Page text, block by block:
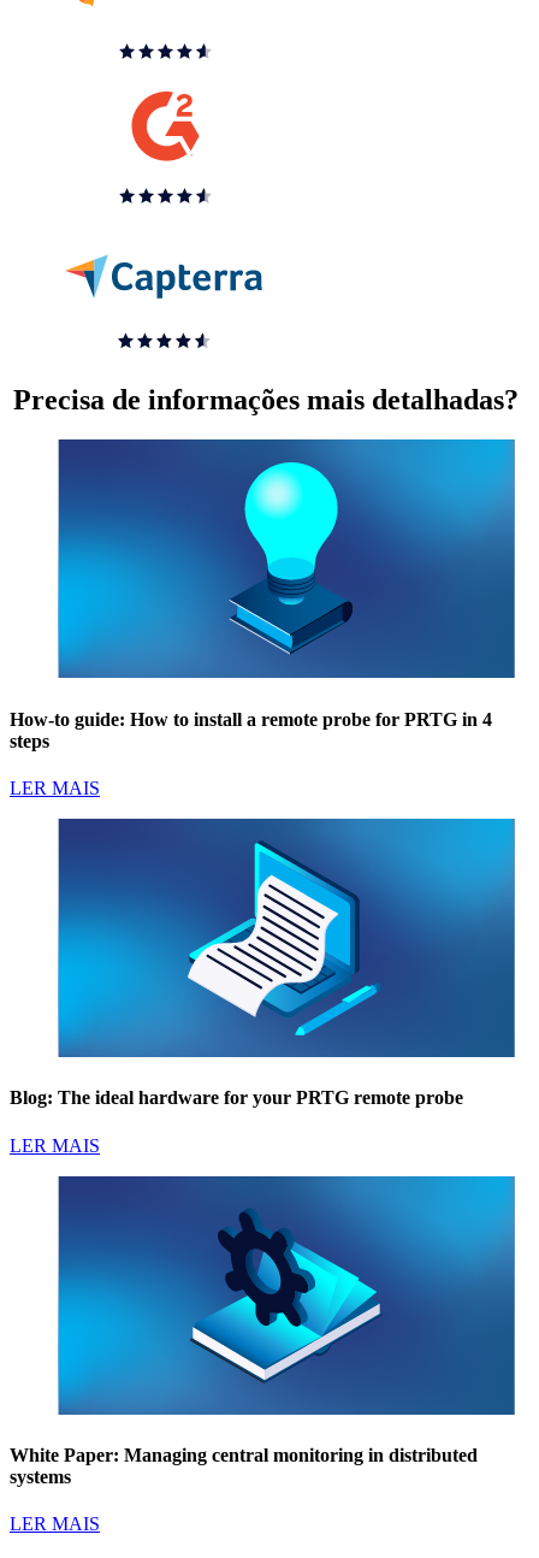
Precisa de informações mais detalhadas?
How-to guide: How to install a remote probe for PRTG in 4
steps
LER MAIS
Blog: The ideal hardware for your PRTG remote probe
LER MAIS
White Paper: Managing central monitoring in distributed
systems
LER MAIS